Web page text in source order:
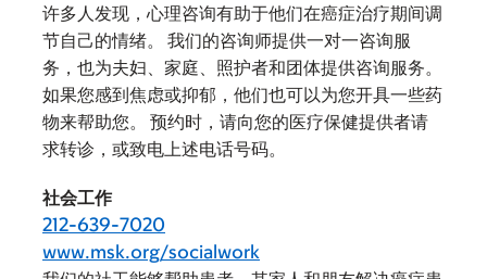
许多人发现，心理咨询有助于他们在癌症治疗期间调
节自己的情绪。 我们的咨询师提供一对一咨询服
务，也为夫妇、家庭、照护者和团体提供咨询服务。
如果您感到焦虑或抑郁，他们也可以为您开具一些药
物来帮助您。 预约时，请向您的医疗保健提供者请
求转诊，或致电上述电话号码。
社会工作
212-639-7020
www.msk.org/socialwork